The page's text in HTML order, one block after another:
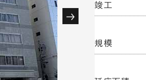
竣工
規模